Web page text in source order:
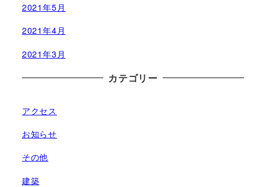
2021年5月
2021年4月
2021年3月
カテゴリー
アクセス
お知らせ
その他
建築